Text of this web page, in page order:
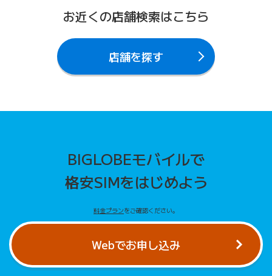
お近くの店舗検索はこちら
店舗を探す
BIGLOBEモバイルで
格安SIMをはじめよう
料金プランをご確認ください。
Webでお申し込み